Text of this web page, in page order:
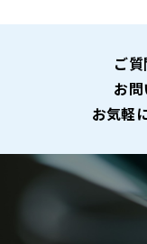
ご質
お
お気軽